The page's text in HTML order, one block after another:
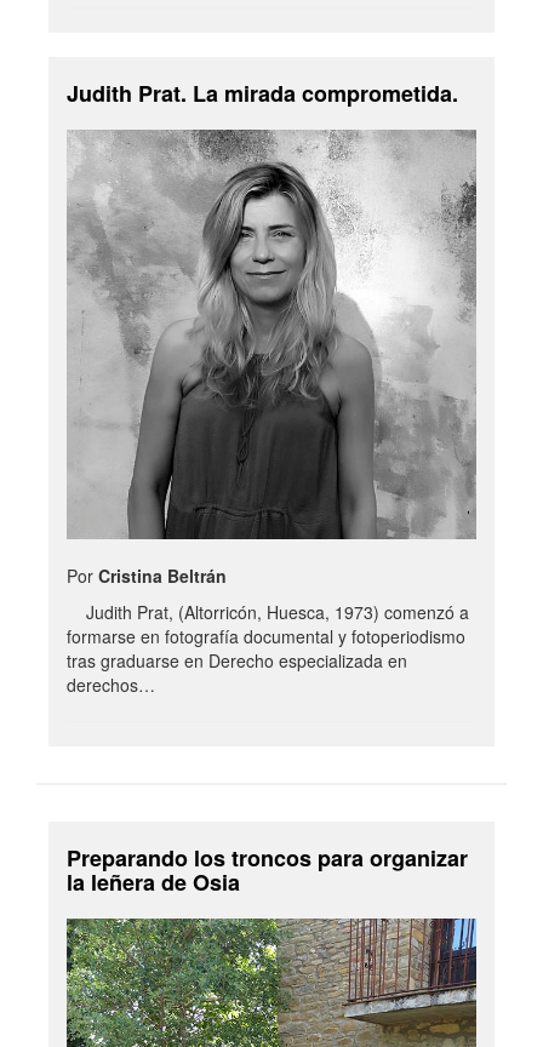
Judith Prat. La mirada comprometida.
Por Cristina Beltrán
Judith Prat, (Altorricón, Huesca, 1973) comenzó a
formarse en fotografía documental y fotoperiodismo
tras graduarse en Derecho especializada en
derechos…
Preparando los troncos para organizar
la leñera de Osia